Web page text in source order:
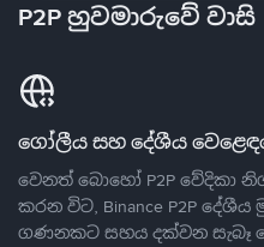
P2P හුවමාරුවේ වාසි
ගෝලීය සහ දේශීය
වෙනත් බොහෝ P2P වේදිකා
කරන විට, Binance P2P
ගණනකට සහය දක්වන සැබෑ